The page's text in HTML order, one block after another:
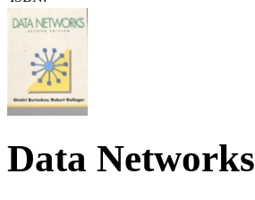
Data Networks